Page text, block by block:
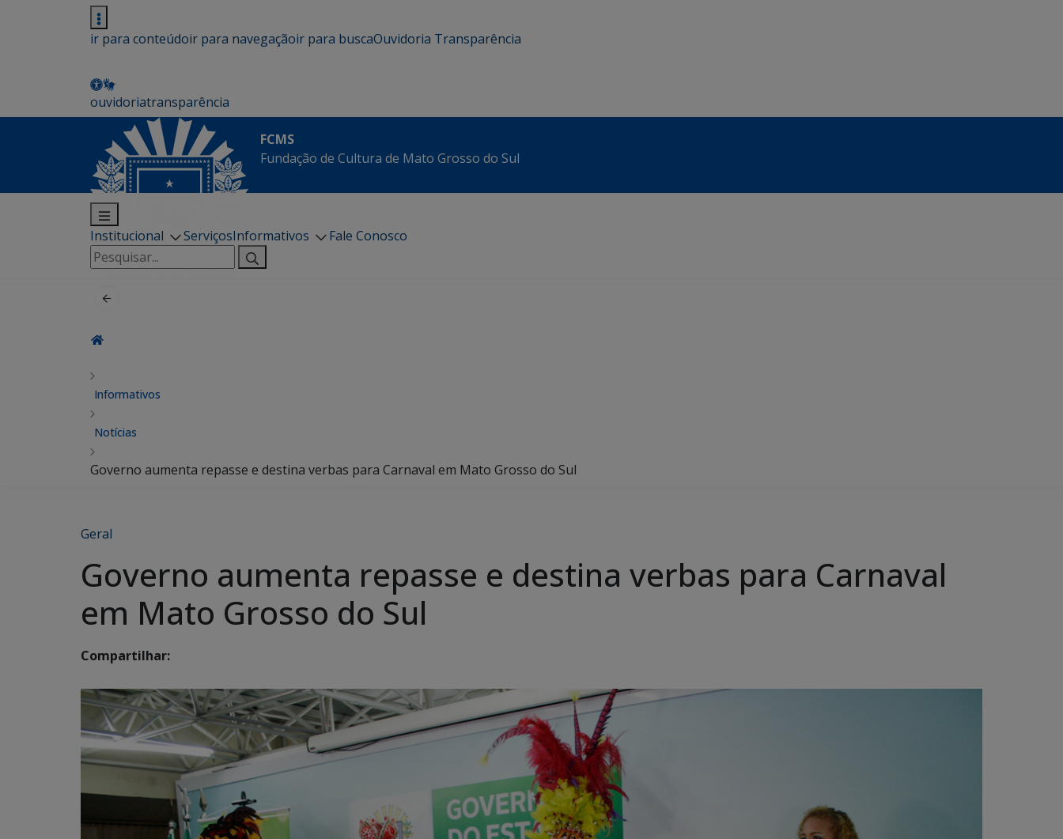
ir para conteúdoir para navegaçãoir para buscaOuvidoria Transparência
ouvidoriatransparência
FCMS
Fundação de Cultura de Mato Grosso do Sul
Institucional ServiçosInformativos
Fale Conosco
Pesquisar
por:
Informativos
Notícias
Governo aumenta repasse e destina verbas para Carnaval em Mato Grosso do Sul
Geral
Governo aumenta repasse e destina verbas para Carnaval
em Mato Grosso do Sul
Compartilhar: